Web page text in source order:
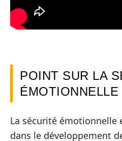
POINT SUR LA
ÉMOTIONNELLE
La sécurité émotionnelle
dans le développement